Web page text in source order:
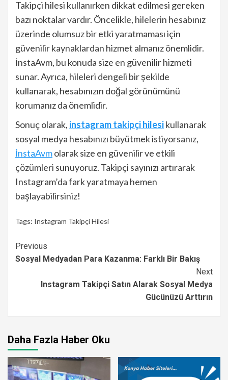
Takipçi hilesi kullanırken dikkat edilmesi gereken
bazı noktalar vardır. Öncelikle, hilelerin hesabınız
üzerinde olumsuz bir etki yaratmaması için
güvenilir kaynaklardan hizmet almanız önemlidir.
İnstaAvm, bu konuda size en güvenilir hizmeti
sunar. Ayrıca, hileleri dengeli bir şekilde
kullanarak, hesabınızın doğal görünümünü
korumanız da önemlidir.
Sonuç olarak, instagram takipçi hilesikullanarak
sosyal medya hesabınızı büyütmek istiyorsanız,
İnstaAvmolarak size en güvenilir ve etkili
çözümleri sunuyoruz. Takipçi sayınızı artırarak
Instagram’da fark yaratmaya hemen
başlayabilirsiniz!
Tags: Instagram Takipçi Hilesi
Continue
Reading
Previous
Sosyal Medyadan Para Kazanma: Farklı Bir Bakış
Next
Instagram Takipçi Satın Alarak Sosyal Medya
Gücünüzü Arttırın
Daha Fazla Haber Oku